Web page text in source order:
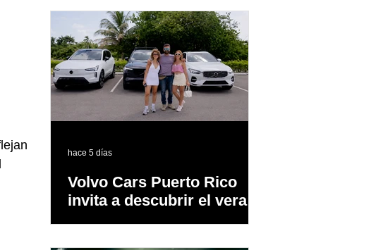
público
Volvo Cars Puerto Rico
invita a descubrir el verano
hace 5 días